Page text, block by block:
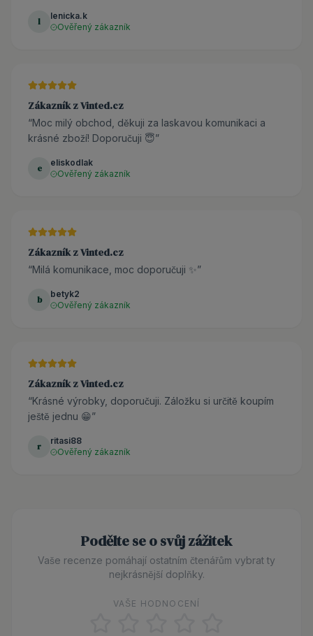
l
lenicka.k
Ověřený zákazník
Zákazník z Vinted.cz
“Moc milý obchod, děkuji za laskavou komunikaci a
krásné zboží! Doporučuji 😇”
e
eliskodlak
Ověřený zákazník
Zákazník z Vinted.cz
“Milá komunikace, moc doporučuji ✨”
b
betyk2
Ověřený zákazník
Zákazník z Vinted.cz
“Krásné výrobky, doporučuji. Záložku si určitě koupím
ještě jednu 😁”
r
ritasi88
Ověřený zákazník
Podělte se o svůj zážitek
Vaše recenze pomáhají ostatním čtenářům vybrat ty
nejkrásnější doplňky.
VAŠE HODNOCENÍ